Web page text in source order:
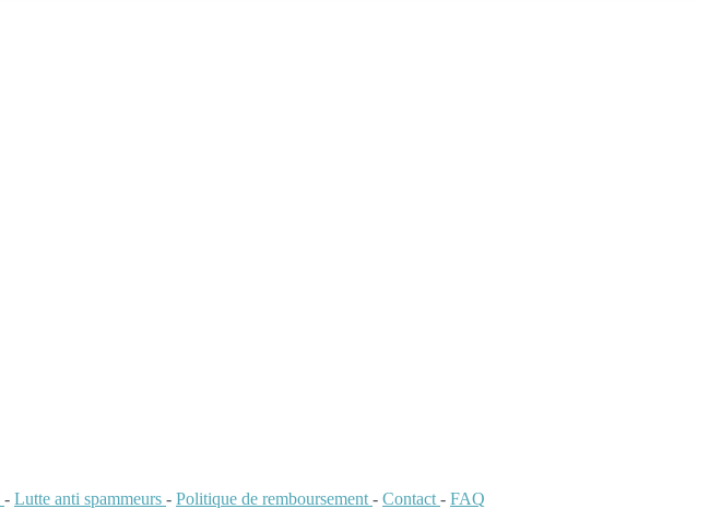
- Lutte anti spammeurs - Politique de remboursement - Contact - FAQ